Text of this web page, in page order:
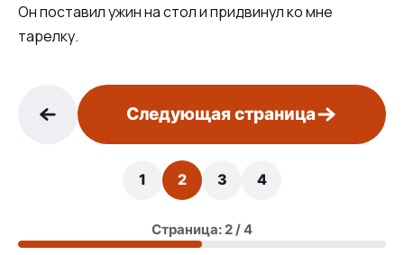
Он поставил ужин на стол и придвинул ко мне
тарелку.
Следующая страница
1 2 3 4
Страница: 2 / 4